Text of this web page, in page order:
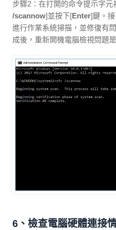
步驟2：在打開的命令提示字元
/scannow]並按下[Enter]鍵。
進行作業系統掃描，並修復有
成後，重新開機電腦檢視問題
6、檢查電腦硬體連接